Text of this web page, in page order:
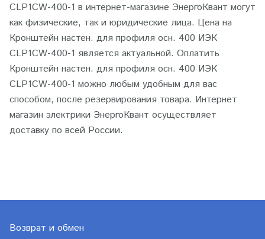
CLP1CW-400-1 в интернет-магазине ЭнергоКвант могут
как физические, так и юридические лица. Цена на
Кронштейн настен. для профиля осн. 400 ИЭК
CLP1CW-400-1 является актуальной. Оплатить
Кронштейн настен. для профиля осн. 400 ИЭК
CLP1CW-400-1 можно любым удобным для вас
способом, после резервирования товара. Интернет
магазин электрики ЭнергоКвант осуществляет
доставку по всей России.
Возврат и обмен